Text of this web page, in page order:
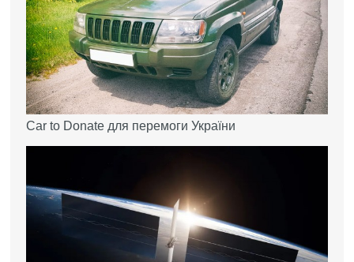
Car to Donate для перемоги України